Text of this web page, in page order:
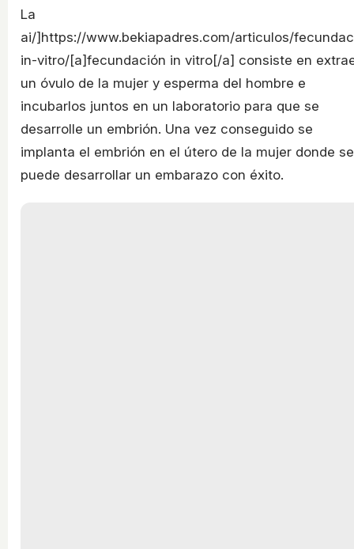
La
ai/]https://www.bekiapadres.com/articulos/
in-vitro/[a]fecundación in vitro[/a] consiste en
un óvulo de la mujer y esperma del hombre e
incubarlos juntos en un laboratorio para que se
desarrolle un embrión. Una vez conseguido se
implanta el embrión en el útero de la mujer donde se
puede desarrollar un embarazo con éxito.